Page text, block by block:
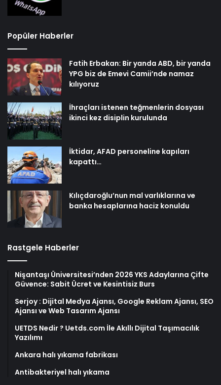
Popüler Haberler
Fatih Erbakan: Bir yanda ABD, bir yanda
YPG biz de Emevi Camii’nde namaz
kılıyoruz
İhraçları istenen teğmenlerin dosyası
ikinci kez disiplin kurulunda
İktidar, AFAD personeline kapıları
kapattı…
Kılıçdaroğlu’nun mal varlıklarına ve
banka hesaplarına haciz konuldu
Rastgele Haberler
Nişantaşı Üniversitesi’nden 2026 YKS Adaylarına Çifte
Güvence: Sabit Ücret ve Kesintisiz Burs
Serjoy : Dijital Medya Ajansı, Google Reklam Ajansı, SEO
Ajansı ve Web Tasarım Ajansı
UETDS Nedir ? Uetds.com İle Akıllı Dijital Taşımacılık
Yazılımı
Ankara halı yıkama fabrikası
Antibakteriyel halı yıkama